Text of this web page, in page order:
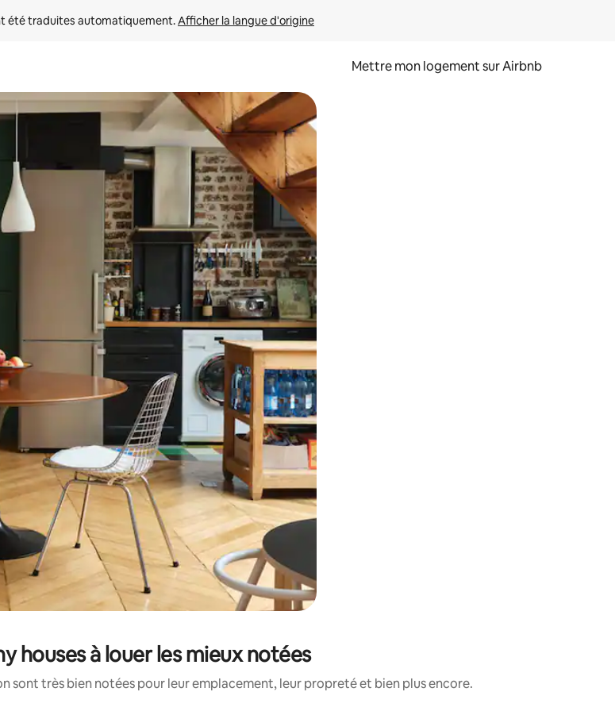
été traduites automatiquement. Afficher la langue d'origine
Mettre mon logement sur Airbnb
le bas pour les parcourir ou en appuyant et en faisant glisser.
houses à louer les mieux notées
sont très bien notées pour leur emplacement, leur propreté et bien plus encore.